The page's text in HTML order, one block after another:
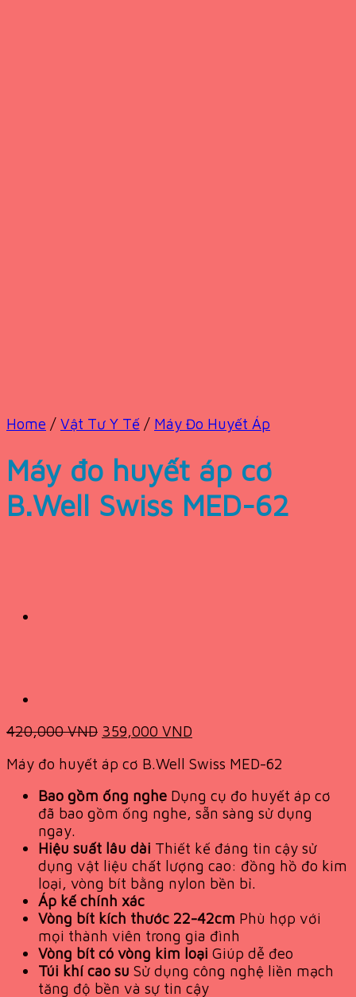
Home / Vật Tư Y Tế / Máy Đo Huyết Áp
Máy đo huyết áp cơ
B.Well Swiss MED-62
420,000VND Original
was:
359,000 VND
is:
Máy đo huyết áp cơ B.Well Swiss MED-62
Bao gồm ống nghe Dụng cụ đo huyết áp cơ
đã bao gồm ống nghe, sẵn sàng sử dụng
ngay.
Hiệu suất lâu dài Thiết kế đáng tin cậy sử
dụng vật liệu chất lượng cao: đồng hồ đo kim
loại, vòng bít bằng nylon bền bỉ.
Áp kế chính xác
Vòng bít kích thước 22-42cm Phù hợp với
mọi thành viên trong gia đình
Vòng bít có vòng kim loại Giúp dễ đeo
Túi khí cao su Sử dụng công nghệ liền mạch
tăng độ bền và sự tin cậy